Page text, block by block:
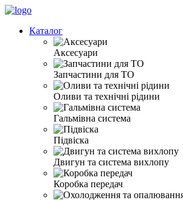
Каталог
Аксесуари
Запчастини для ТО
Оливи та технічні рідини
Гальмівна система
Підвіска
Двигун та система вихлопу
Коробка передач